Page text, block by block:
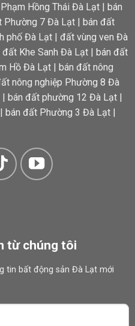
Hồng Thái Đà Lạt | bán
Phường 7 Đà Lạt | bán đất
phố Đà Lạt | đất vùng ven Đà
đất Khe Sanh Đà Lạt | bán đất
Hồ Đà Lạt | bán đất nông
nông nghiệp Phường 8 Đà
| bán đất phường 12 Đà Lạt |
| bán đất Phường 3 Đà Lạt |
từ chúng tôi
tin bất động sản Đà Lạt mới